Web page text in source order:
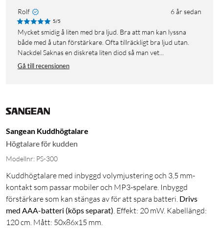
Rolf 6 år sedan
5/5
Mycket smidig å liten med bra ljud. Bra att man kan lyssna
både med å utan förstärkare. Ofta tillräckligt bra ljud utan.
Nackdel Saknas en diskreta liten diod så man vet...
Gå till recensionen
Sangean Kuddhögtalare
Högtalare för kudden
Modellnr: PS-300
Kuddhögtalare med inbyggd volymjustering och 3,5 mm-
kontakt som passar mobiler och MP3-spelare. Inbyggd
förstärkare som kan stängas av för att spara batteri. Drivs
med AAA-batteri (köps separat). Effekt: 20 mW. Kabellängd:
120 cm. Mått: 50x86x15 mm.